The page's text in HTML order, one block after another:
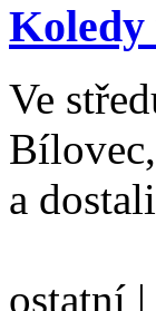
Koledy
Ve
a
ostatní |